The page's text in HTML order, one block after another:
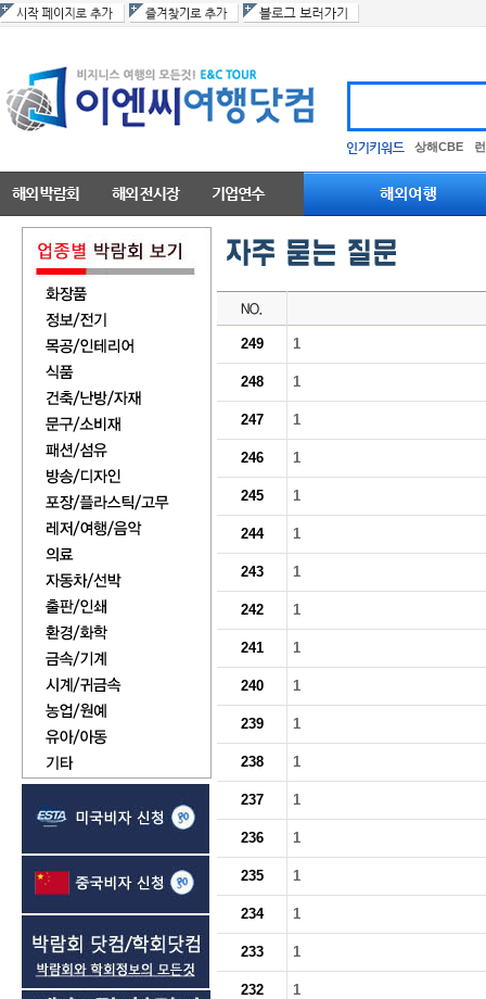
상해CBE
249 1
248 1
247 1
246 1
245 1
244 1
243 1
242 1
241 1
240 1
239 1
238 1
237 1
236 1
235 1
234 1
233 1
232 1